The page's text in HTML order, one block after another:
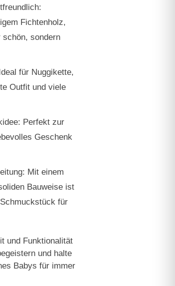
Fichtenholz,
sondern
für Nuggikette,
Outfit und viele
Perfekt zur
Geschenk
Mit einem
Bauweise ist
für
und Funktionalität
und halte
Babys für immer